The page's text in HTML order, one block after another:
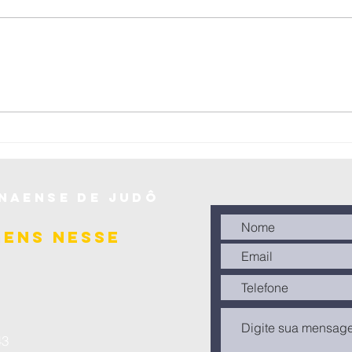
Paranaense de
Laranjeiras do
nesse